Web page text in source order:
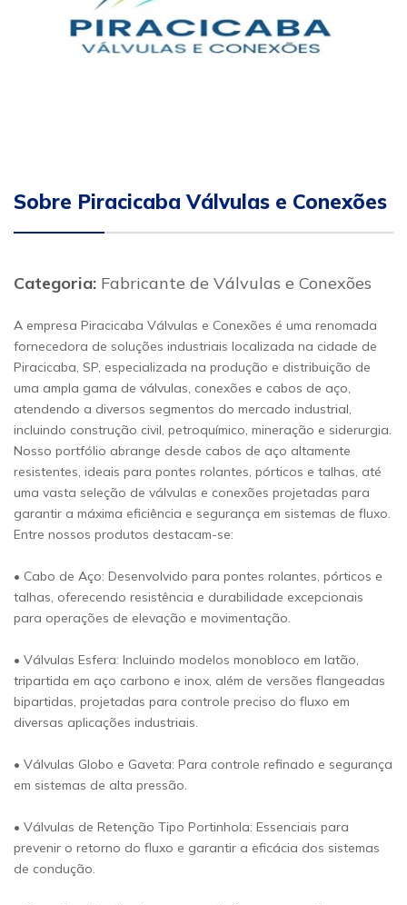
Sobre Piracicaba Válvulas e Conexões
Categoria: Fabricante de Válvulas e Conexões
A empresa Piracicaba Válvulas e Conexões é uma renomada
fornecedora de soluções industriais localizada na cidade de
Piracicaba, SP, especializada na produção e distribuição de
uma ampla gama de válvulas, conexões e cabos de aço,
atendendo a diversos segmentos do mercado industrial,
incluindo construção civil, petroquímico, mineração e siderurgia.
Nosso portfólio abrange desde cabos de aço altamente
resistentes, ideais para pontes rolantes, pórticos e talhas, até
uma vasta seleção de válvulas e conexões projetadas para
garantir a máxima eficiência e segurança em sistemas de fluxo.
Entre nossos produtos destacam-se:
• Cabo de Aço: Desenvolvido para pontes rolantes, pórticos e
talhas, oferecendo resistência e durabilidade excepcionais
para operações de elevação e movimentação.
• Válvulas Esfera: Incluindo modelos monobloco em latão,
tripartida em aço carbono e inox, além de versões flangeadas
bipartidas, projetadas para controle preciso do fluxo em
diversas aplicações industriais.
• Válvulas Globo e Gaveta: Para controle refinado e segurança
em sistemas de alta pressão.
• Válvulas de Retenção Tipo Portinhola: Essenciais para
prevenir o retorno do fluxo e garantir a eficácia dos sistemas
de condução.